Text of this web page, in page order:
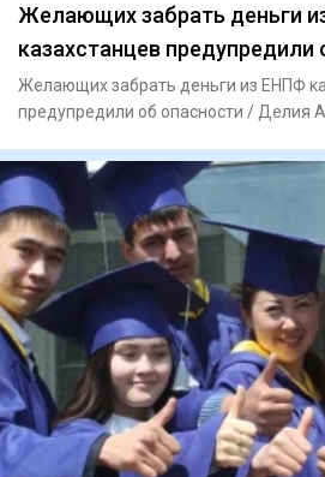
Желающих забрать деньги
казахстанцев предупредили
Желающих забрать деньги из ЕНПФ
предупредили об опасности / Делия